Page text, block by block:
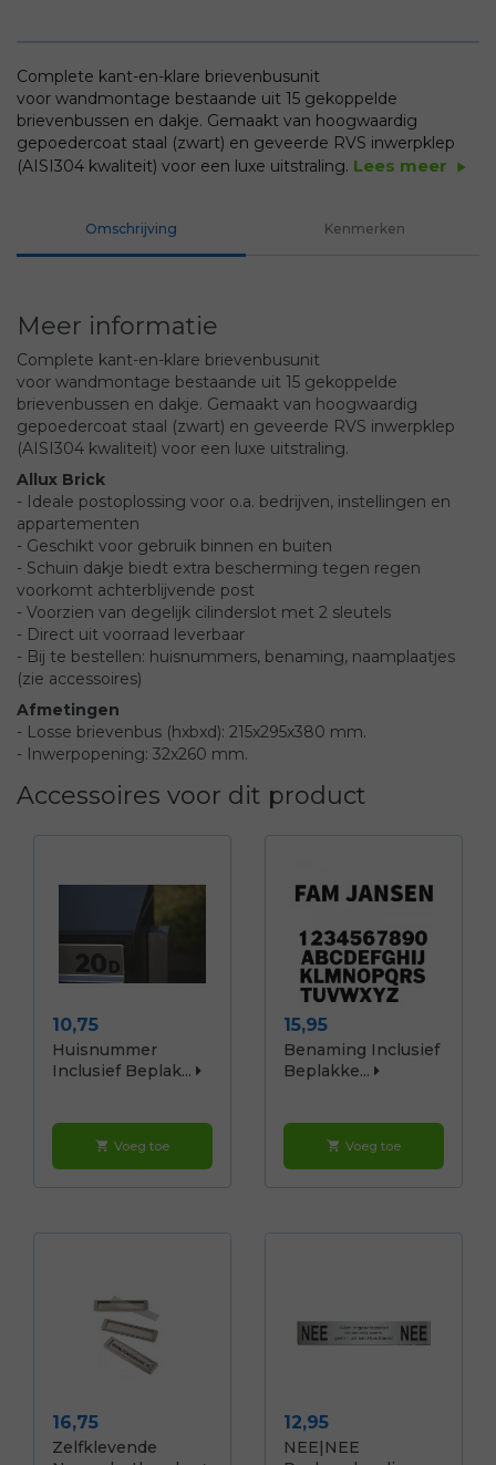
Complete kant-en-klare brievenbusunit
voor wandmontage bestaande uit 15 gekoppelde
brievenbussen en dakje. Gemaakt van hoogwaardig
gepoedercoat staal (zwart) en geveerde RVS inwerpklep
(AISI304 kwaliteit) voor een luxe uitstraling. Lees meer play_arrow
Omschrijving Kenmerken
Meer informatie
Complete kant-en-klare brievenbusunit
voor wandmontage bestaande uit 15 gekoppelde
brievenbussen en dakje. Gemaakt van hoogwaardig
gepoedercoat staal (zwart) en geveerde RVS inwerpklep
(AISI304 kwaliteit) voor een luxe uitstraling.
Allux Brick
- Ideale postoplossing voor o.a. bedrijven, instellingen en
appartementen
- Geschikt voor gebruik binnen en buiten
- Schuin dakje biedt extra bescherming tegen regen
voorkomt achterblijvende post
- Voorzien van degelijk cilinderslot met 2 sleutels
- Direct uit voorraad leverbaar
- Bij te bestellen: huisnummers, benaming, naamplaatjes
(zie accessoires)
Afmetingen
- Losse brievenbus (hxbxd): 215x295x380 mm.
- Inwerpopening: 32x260 mm.
Accessoires voor dit product
Prijs
10,75
Huisnummer
Inclusief Beplak...
shopping_cart Voeg toe
Prijs
15,95
Benaming Inclusief
Beplakke...
shopping_cart Voeg toe
Prijs
16,75
Zelfklevende
Prijs
12,95
NEE|NEE